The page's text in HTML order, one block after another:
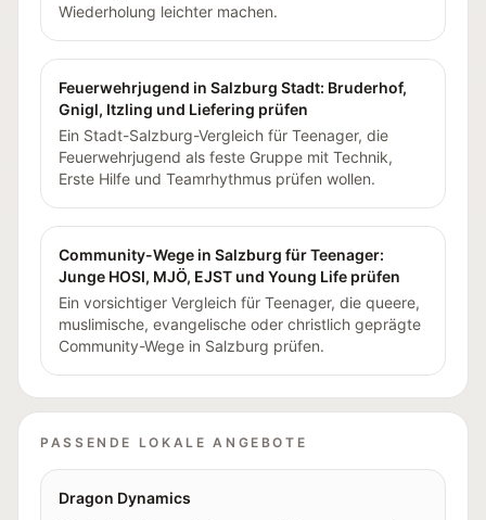
Wiederholung leichter machen.
Feuerwehrjugend in Salzburg Stadt: Bruderhof,
Gnigl, Itzling und Liefering prüfen
Ein Stadt-Salzburg-Vergleich für Teenager, die
Feuerwehrjugend als feste Gruppe mit Technik,
Erste Hilfe und Teamrhythmus prüfen wollen.
Community-Wege in Salzburg für Teenager:
Junge HOSI, MJÖ, EJST und Young Life prüfen
Ein vorsichtiger Vergleich für Teenager, die queere,
muslimische, evangelische oder christlich geprägte
Community-Wege in Salzburg prüfen.
PASSENDE LOKALE ANGEBOTE
Dragon Dynamics